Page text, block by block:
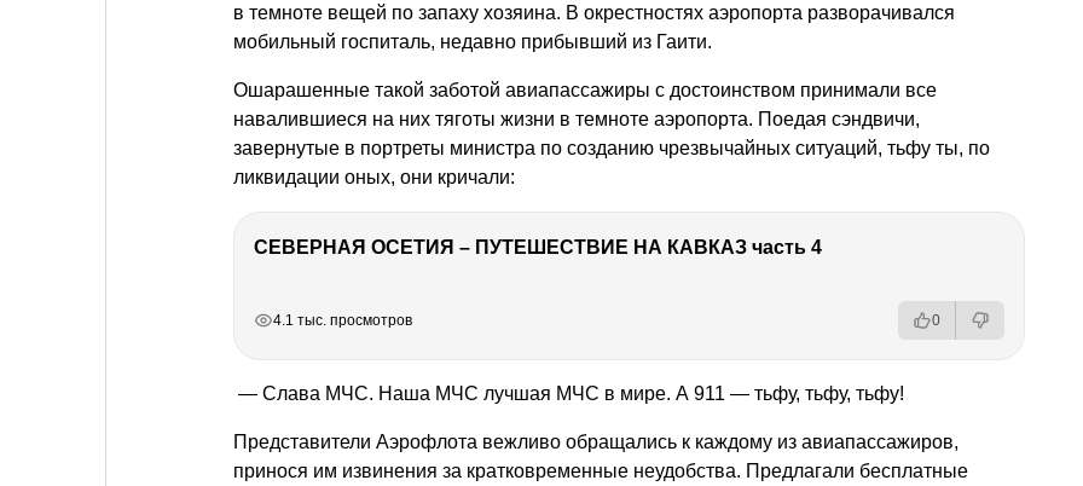
в темноте вещей по запаху хозяина. В окрестностях аэропорта разворачивался
мобильный госпиталь, недавно прибывший из Гаити.
Ошарашенные такой заботой авиапассажиры с достоинством принимали все
навалившиеся на них тяготы жизни в темноте аэропорта. Поедая сэндвичи,
завернутые в портреты министра по созданию чрезвычайных ситуаций, тьфу ты, по
ликвидации оных, они кричали:
СЕВЕРНАЯ ОСЕТИЯ – ПУТЕШЕСТВИЕ НА КАВКАЗ часть 4
4.1 тыс. просмотров 0
— Слава МЧС. Наша МЧС лучшая МЧС в мире. А 911 — тьфу, тьфу, тьфу!
Представители Аэрофлота вежливо обращались к каждому из авиапассажиров,
принося им извинения за кратковременные неудобства. Предлагали бесплатные